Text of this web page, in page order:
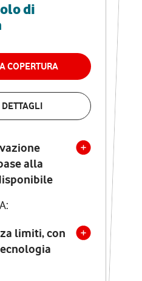
di
COPERTURA
DETTAGLI
alla
limiti, con
+ VODAFONE CLUB
LA COPERTURA
di attivazione
in base alla
disponibile
CASA:
senza limiti, con
tecnologia
Seven con Wi-Fi 7